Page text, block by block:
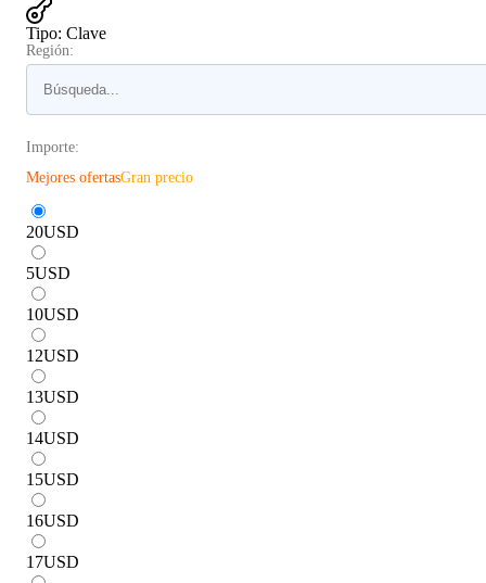
Tipo: Clave
Región:
Importe:
Mejores ofertasGran precio
20USD
5USD
10USD
12USD
13USD
14USD
15USD
16USD
17USD